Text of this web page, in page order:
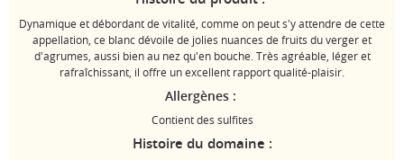
Dynamique et débordant de vitalité, comme on peut s'y attendre de cette
appellation, ce blanc dévoile de jolies nuances de fruits du verger et
d'agrumes, aussi bien au nez qu'en bouche. Très agréable, léger et
rafraîchissant, il offre un excellent rapport qualité-plaisir.
Allergènes :
Contient des sulfites
Histoire du domaine :